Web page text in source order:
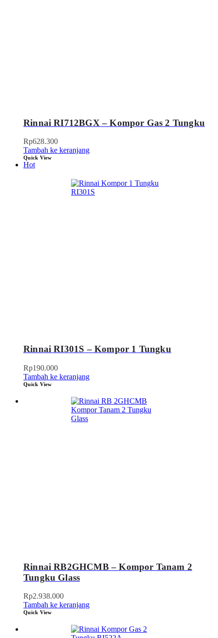
Rinnai RI712BGX – Kompor Gas 2 Tungku
Rp628.300
Tambah ke keranjang
Quick View
Hot
Rinnai RI301S – Kompor 1 Tungku
Rp190.000
Tambah ke keranjang
Quick View
Rinnai RB2GHCMB – Kompor Tanam 2
Tungku Glass
Rp2.938.000
Tambah ke keranjang
Quick View